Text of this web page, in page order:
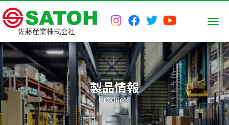
佐藤産業株式会社
製品情報
Products